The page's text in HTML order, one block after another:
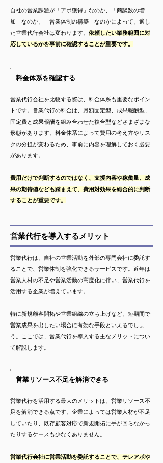
自社の営業課題が「アポ獲得」なのか、「商談数の増
加」なのか、「営業体制の構築」なのかによって、適し
た営業代行会社は変わります。 依頼したい業務範囲に対
応しているかを事前に確認することが重要です。
料金体系を確認する
営業代行会社を比較する際は、料金体系も重要なポイン
トです。営業代行の料金は、月額固定型、成果報酬型、
固定費と成果報酬を組み合わせた複合型などさまざまな
形態があります。料金体系によって費用の考え方やリス
クの分担が変わるため、事前に内容を理解しておく必要
があります。
費用だけで判断するのではなく、支援内容や稼働量、成
果の期待値なども踏まえて、費用対効果を総合的に判断
することが重要です。
営業代行を導入するメリット
営業代行は、自社の営業活動を外部の専門会社に委託す
ることで、営業体制を強化できるサービスです。近年は
営業人材の不足や営業活動の高度化に伴い、営業代行を
活用する企業が増えています。
特に新規顧客開拓や営業組織の立ち上げなど、短期間で
営業成果を出したい場合に有効な手段といえるでしょ
う。ここでは、営業代行を導入する主なメリットについ
て解説します。
営業リソース不足を解消できる
営業代行を活用する最大のメリットは、営業リソース不
足を解消できる点です。企業によっては営業人材が不足
していたり、既存顧客対応で新規開拓に手が回らなかっ
たりするケースも少なくありません。
営業代行会社に営業活動を委託することで、テレアポや